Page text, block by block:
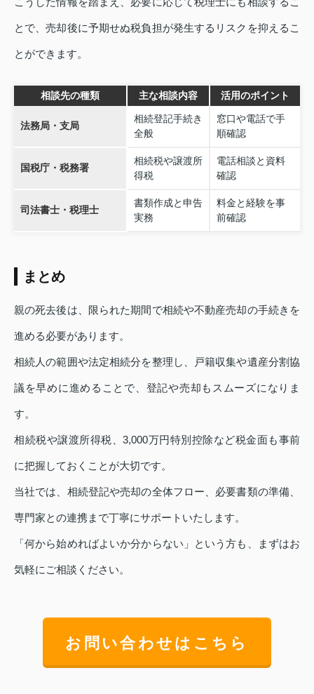
とで、売却後に予期せぬ税負担が発生するリスクを抑えるこ
とができます。
相談先の種類 主な相談内容 活用のポイント
法務局・支局
相続登記手続き
全般
窓口や電話で手
順確認
国税庁・税務署
相続税や譲渡所
得税
電話相談と資料
確認
司法書士・税理士
書類作成と申告
実務
料金と経験を事
前確認
まとめ
親の死去後は、限られた期間で相続や不動産売却の手続きを
進める必要があります。
相続人の範囲や法定相続分を整理し、戸籍収集や遺産分割協
議を早めに進めることで、登記や売却もスムーズになりま
す。
相続税や譲渡所得税、3,000万円特別控除など税金面も事前
に把握しておくことが大切です。
当社では、相続登記や売却の全体フロー、必要書類の準備、
専門家との連携まで丁寧にサポートいたします。
「何から始めればよいか分からない」という方も、まずはお
気軽にご相談ください。
お問い合わせはこちら